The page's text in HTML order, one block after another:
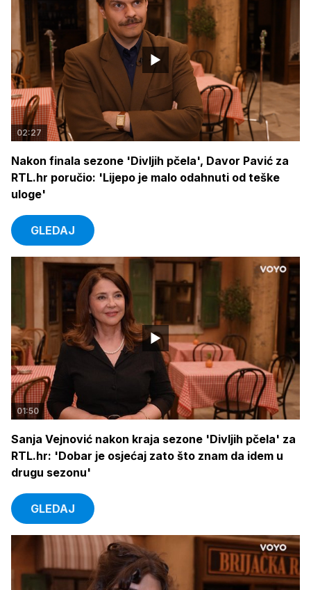
02:27
Nakon finala sezone 'Divljih pčela', Davor Pavić za
RTL.hr poručio: 'Lijepo je malo odahnuti od teške
uloge'
GLEDAJ
01:50
Sanja Vejnović nakon kraja sezone 'Divljih pčela' za
RTL.hr: 'Dobar je osjećaj zato što znam da idem u
drugu sezonu'
GLEDAJ